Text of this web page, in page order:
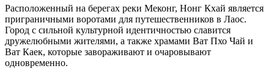
Расположенный на берегах реки Меконг, Нонг Кхай является
приграничными воротами для путешественников в Лаос.
Город с сильной культурной идентичностью славится
дружелюбными жителями, а также храмами Ват Пхо Чай и
Ват Каек, которые завораживают и очаровывают
одновременно.